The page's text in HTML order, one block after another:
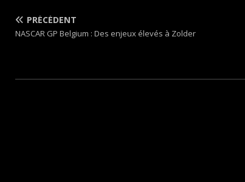
PRÉCÉDENT
NASCAR GP Belgium : Des enjeux élevés à Zolder